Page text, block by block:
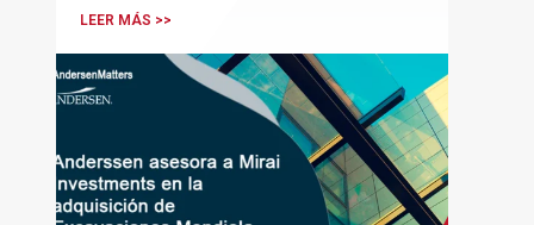
innovación o la equidad educativa
LEER MÁS >>